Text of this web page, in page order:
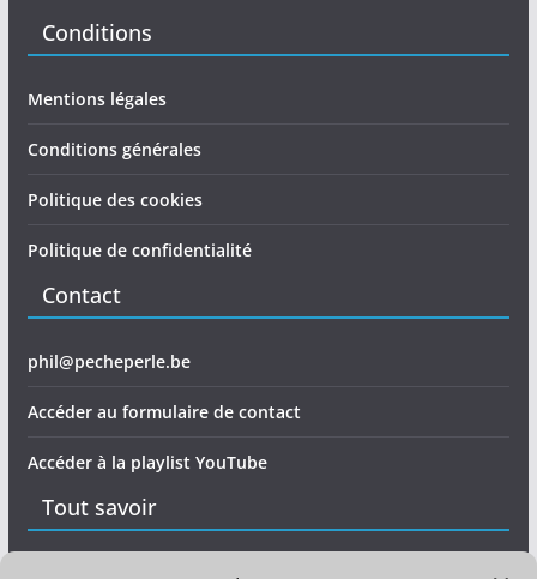
Conditions
Mentions légales
Conditions générales
Politique des cookies
Politique de confidentialité
Contact
phil@pecheperle.be
Accéder au formulaire de contact
Accéder à la playlist YouTube
Tout savoir